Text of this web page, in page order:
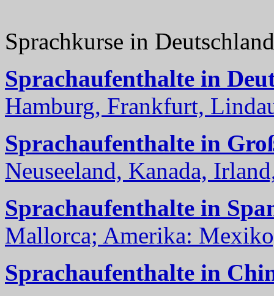
Sprachkurse in
Sprachaufenthalte in
Hamburg, Frankfurt,
Sprachaufenthalte in
Neuseeland, Kanada,
Sprachaufenthalte in
Mallorca; Amerika:
Sprachaufenthalte in